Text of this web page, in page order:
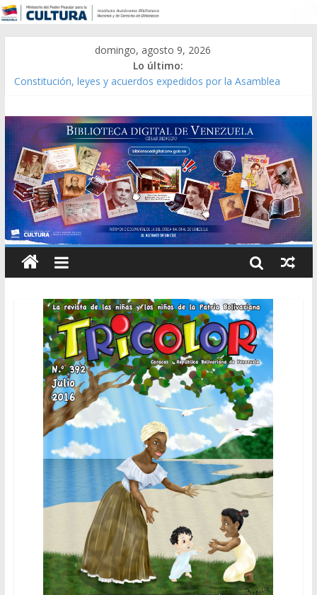
domingo, agosto 9, 2026
Lo último:
Constitución, leyes y acuerdos expedidos por la Asamblea
Modesta Bor Sánchez [material gráfico]
Gaceta Oficial de la República de Venezuela año CXXXIII Mes V,
Caracas 09 de marzo de 2006 N° 38.394
Catálogo temático de obras de Modesta Bor